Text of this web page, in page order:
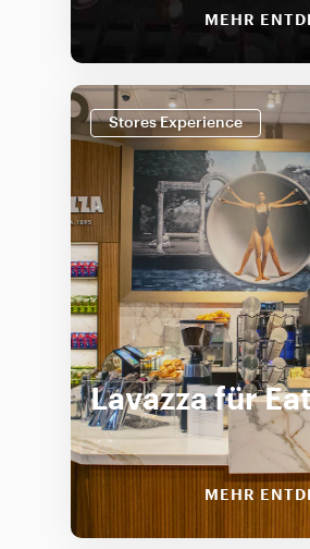
MEHR
Stores Experience
Lavazza für
MEHR